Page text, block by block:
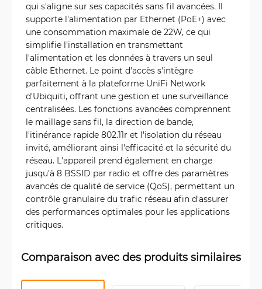
qui s'aligne sur ses capacités sans fil avancées. Il
supporte l'alimentation par Ethernet (PoE+) avec
une consommation maximale de 22W, ce qui
simplifie l'installation en transmettant
l'alimentation et les données à travers un seul
câble Ethernet. Le point d'accès s'intègre
parfaitement à la plateforme UniFi Network
d'Ubiquiti, offrant une gestion et une surveillance
centralisées. Les fonctions avancées comprennent
le maillage sans fil, la direction de bande,
l'itinérance rapide 802.11r et l'isolation du réseau
invité, améliorant ainsi l'efficacité et la sécurité du
réseau. L'appareil prend également en charge
jusqu'à 8 BSSID par radio et offre des paramètres
avancés de qualité de service (QoS), permettant un
contrôle granulaire du trafic réseau afin d'assurer
des performances optimales pour les applications
critiques.
Comparaison avec des produits similaires